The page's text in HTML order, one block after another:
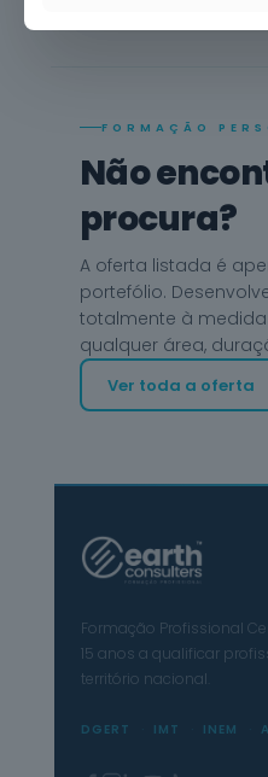
FORMAÇÃO
Não
procura?
A oferta listada é
portefólio.
totalmente à
qualquer área,
Ver toda a oferta
Formação Profissional
15 anos a qualificar
território nacional.
DGERT IMT INEM